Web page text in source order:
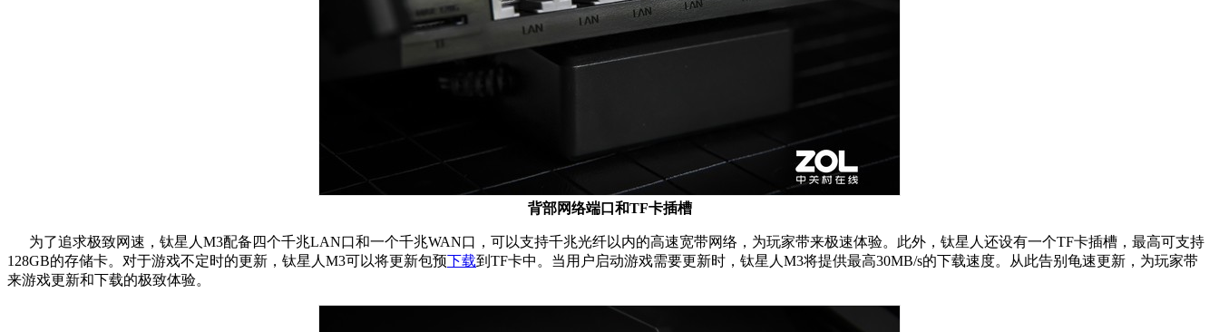
背部网络端口和TF卡插槽
为了追求极致网速，钛星人M3配备四个千兆LAN口和一个千兆WAN口，可以支持千兆光纤以内的高速宽带网络，为玩家带来极速体验。此外，钛星人还设有一个TF卡插槽，最高可支持
128GB的存储卡。对于游戏不定时的更新，钛星人M3可以将更新包预下载到TF卡中。当用户启动游戏需要更新时，钛星人M3将提供最高30MB/s的下载速度。从此告别龟速更新，为玩家带
来游戏更新和下载的极致体验。